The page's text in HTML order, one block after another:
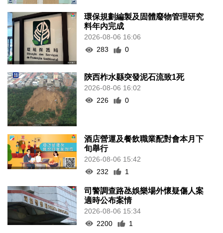
環保規劃編製及固體廢物管理研究
料年內完成
2026-08-06 16:06
283
0
陝西柞水縣突發泥石流致1死
2026-08-06 16:02
226
0
酒店營運及餐飲職業配對會本月下
旬舉行
2026-08-06 15:42
232
1
司警調查路氹娛樂場外懷疑傷人案
適時公布案情
2026-08-06 15:34
2200
1